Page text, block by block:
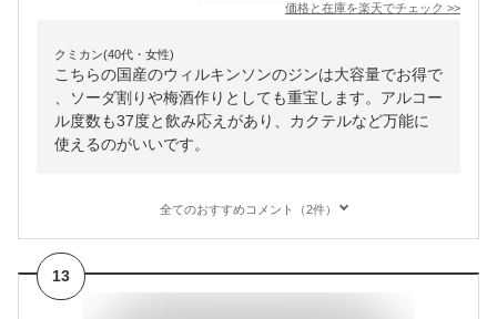
価格と在庫を楽天でチェック >>
クミカン(40代・女性)
こちらの国産のウィルキンソンのジンは大容量でお得で
、ソーダ割りや梅酒作りとしても重宝します。アルコー
ル度数も37度と飲み応えがあり、カクテルなど万能に
使えるのがいいです。
全てのおすすめコメント（2件）
13